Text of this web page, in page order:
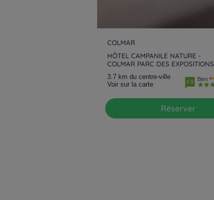
COLMAR
HÔTEL CAMPANILE NATURE -
COLMAR PARC DES EXPOSITIONS
3.7 km du centre-ville
Voir sur la carte
3.9 Bien
Réserver